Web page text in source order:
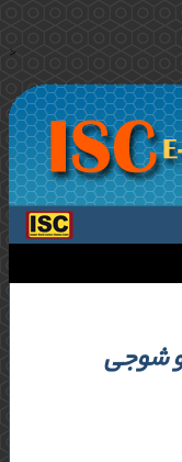
>
و شوجی